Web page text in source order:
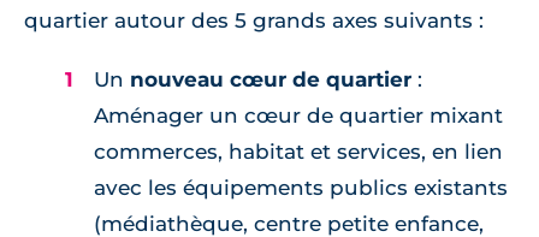
quartier autour des 5 grands axes suivants :
Un nouveau cœur de quartier :
Aménager un cœur de quartier mixant
commerces, habitat et services, en lien
avec les équipements publics existants
(médiathèque, centre petite enfance,